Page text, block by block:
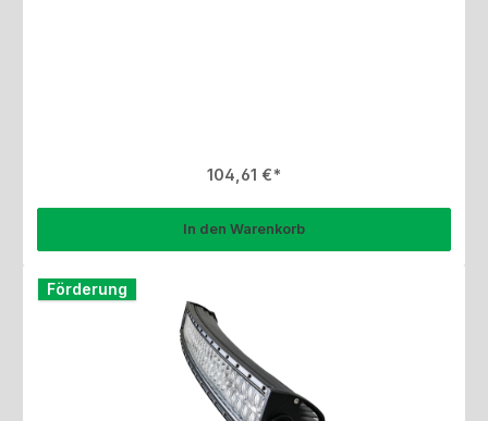
Regulärer Preis:
104,61 €
In den Warenkorb
Förderung